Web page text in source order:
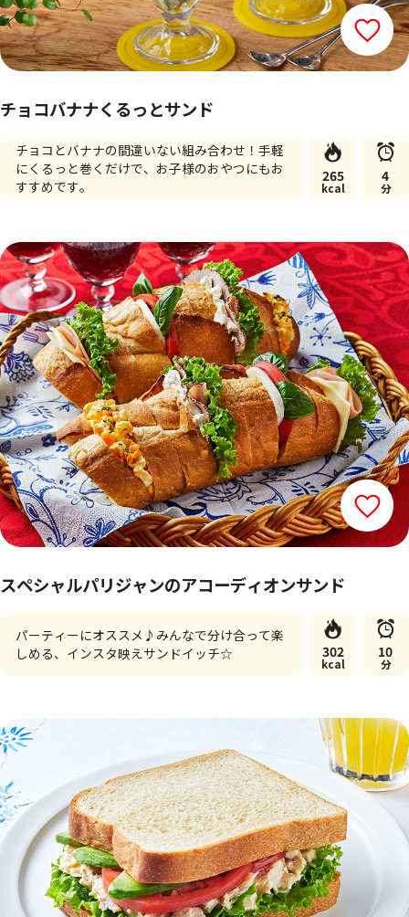
チョコバナナくるっとサンド
チョコとバナナの間違いない組み合わせ！手軽
にくるっと巻くだけで、お子様のおやつにもお
すすめです。
265
kcal
4
分
スペシャルパリジャンのアコーディオンサンド
パーティーにオススメ♪みんなで分け合って楽
しめる、インスタ映えサンドイッチ☆
302
kcal
10
分